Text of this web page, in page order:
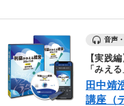
音声
【実践
「みえ
田中靖
講座（